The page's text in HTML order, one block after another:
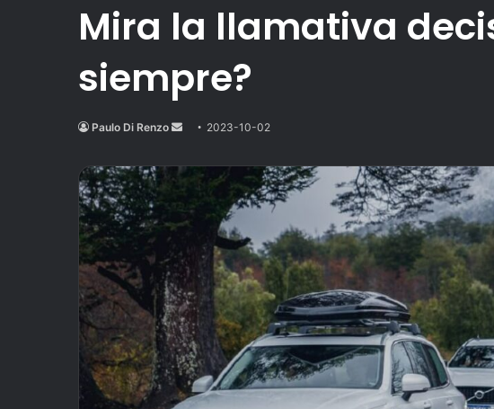
Mira la llamativa
siempre?
Paulo Di Renzo
Send
email
2023-10-02